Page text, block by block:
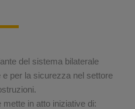
del sistema bilaterale
per la sicurezza nel settore
in atto iniziative di: